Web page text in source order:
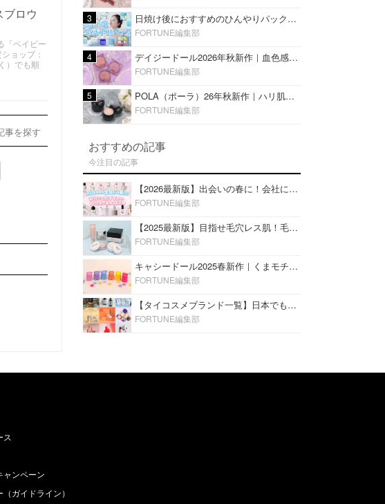
ロウ
「ベイビー
ョップ：
）でも順
事を探す
3 日焼け後におすすめのひんやりパック14選｜暑い夏にぴったりな冷凍／鎮静／うるおいチャージマスクを紹介
FORTUNE編集部
4 デイジードール2026年秋新作｜血色感が可愛い♡『パウダー ブラッシュ ブルーム』新3色をレビュー
FORTUNE編集部
5 POLA（ポーラ）26年秋新作｜ハリ肌を叶える『B.A デイ プランプ ファンデーション』を口コミ
FORTUNE編集部
おすすめの記事
今注目の記事
【2026最新版】出会いの春に！会社にもおすすめの好印象な香水14選♡ビジネスの場での香水マナーも
FORTUNE編集部
【2025最新版】目指せ毛穴レス肌！毛穴を埋めて隠す「おすすめ部分用下地＆プライマー」ランキング♡
FORTUNE編集部
キャシードール2025春新作｜くまモチーフのミニリップ「シャイニーベア リップモイスト」をレビュー♡
FORTUNE編集部
【タイコスメブランド一覧】日本でも人気沸騰中の“タイコスメ”ブランド20選！
FORTUNE編集部
ス
ャンペーン
ガイドライン）